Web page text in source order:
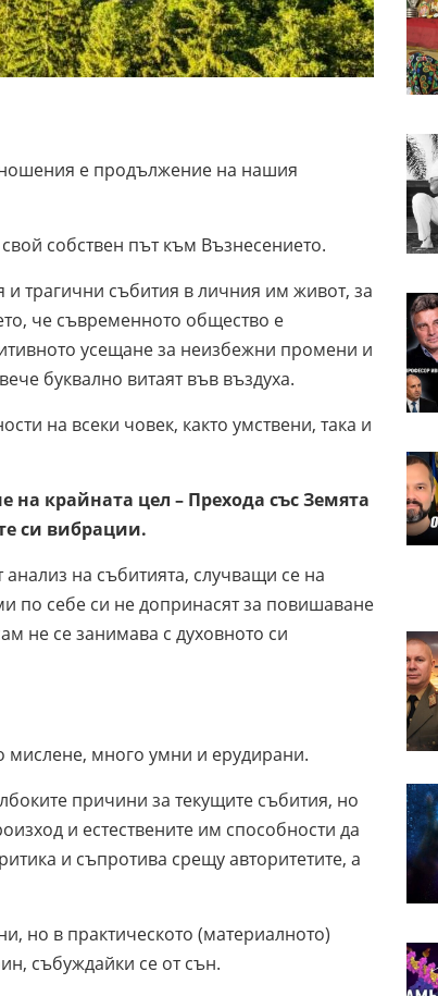
е продължение на нашия
собствен път към Възнесението.
трагични събития в личния им живот, за
че съвременното общество е
усещане за неизбежни промени и
буквално витаят във въздуха.
на всеки човек, както умствени, така и
крайната цел – Прехода със Земята
си вибрации.
на събитията, случващи се на
по себе си не допринасят за повишаване
не се занимава с духовното си
мислене, много умни и ерудирани.
причини за текущите събития, но
и естествените им способности да
и съпротива срещу авторитетите, а
но в практическото (материалното)
събуждайки се от сън.